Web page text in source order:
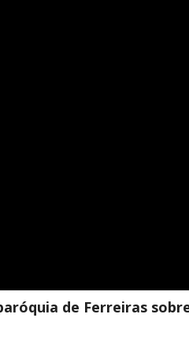
de Ferreiras